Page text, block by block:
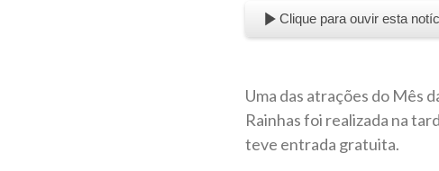
Clique para ouvir esta
Uma das atrações do Mês
Rainhas foi realizada na
teve entrada gratuita.